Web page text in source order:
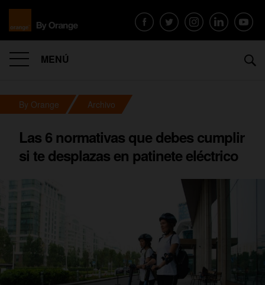
MENÚ
By Orange Archivo
Las 6 normativas que debes cumplir
si te desplazas en patinete eléctrico